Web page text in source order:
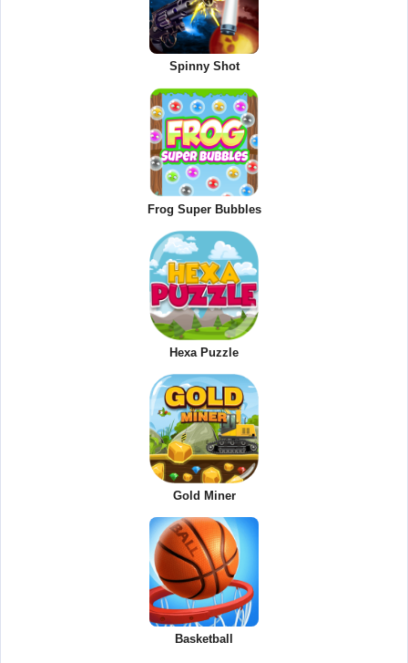
Spinny Shot
Frog Super Bubbles
Hexa Puzzle
Gold Miner
Basketball